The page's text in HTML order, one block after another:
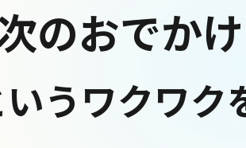
次のおでか
いうワクワ